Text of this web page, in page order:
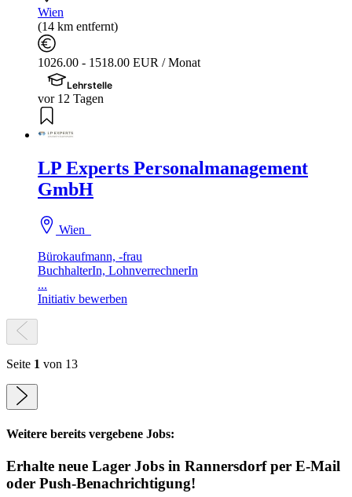
Wien
(14 km entfernt)
1026.00 - 1518.00 EUR / Monat
Lehrstelle
vor 12 Tagen
LP Experts Personalmanagement
GmbH
Wien
Bürokaufmann, -frau
BuchhalterIn, LohnverrechnerIn
...
Initiativ bewerben
Seite 1 von 13
Weitere bereits vergebene Jobs:
Erhalte neue Lager Jobs in Rannersdorfper E-Mail
oder Push-Benachrichtigung!